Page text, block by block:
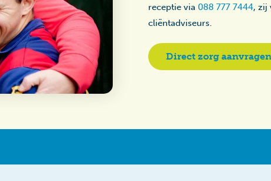
receptie via 088 777 7444, zij
cliëntadviseurs.
Direct zorg